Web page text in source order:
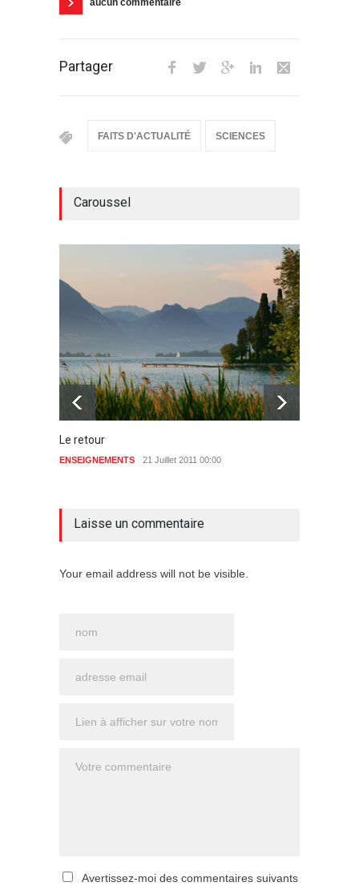
Partager
FAITS D'ACTUALITÉ SCIENCES
Caroussel
Le retour
ENSEIGNEMENTS 21 Juillet 2011 00:00
Laisse un commentaire
Your email address will not be visible.
Avertissez-moi des commentaires suivants